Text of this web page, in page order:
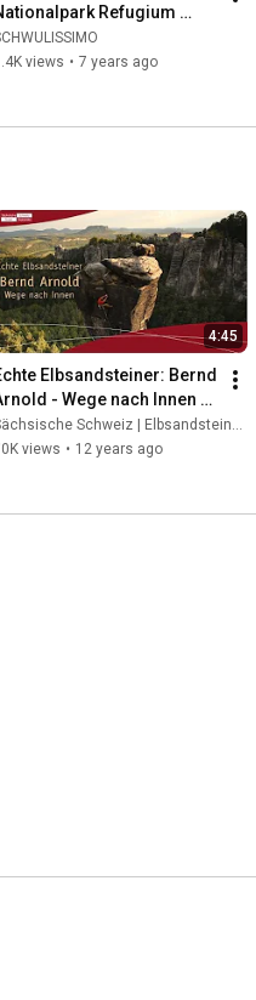
Refugium
views • 7 years ago
4:45
Elbsandsteiner: Bernd
- Wege nach Innen
Schweiz /
Schweiz | Elbsandsteingebirge
views • 12 years ago